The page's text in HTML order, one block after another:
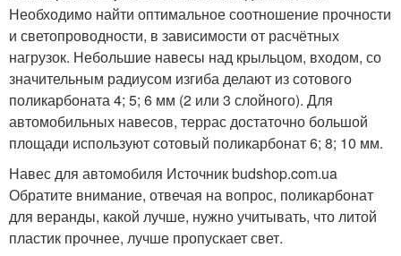
Необходимо найти оптимальное соотношение прочности
и светопроводности, в зависимости от расчётных
нагрузок. Небольшие навесы над крыльцом, входом, со
значительным радиусом изгиба делают из сотового
поликарбоната 4; 5; 6 мм (2 или 3 слойного). Для
автомобильных навесов, террас достаточно большой
площади используют сотовый поликарбонат 6; 8; 10 мм.
Навес для автомобиля Источник budshop.com.ua
Обратите внимание, отвечая на вопрос, поликарбонат
для веранды, какой лучше, нужно учитывать, что литой
пластик прочнее, лучше пропускает свет.